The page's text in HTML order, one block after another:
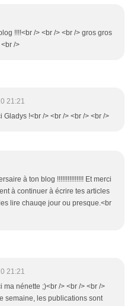
!!!!<br /> <br /> <br /> gros gros
/>
21:21
Gladys !<br /> <br /> <br /> <br />
à ton blog !!!!!!!!!!!!!!! Et merci
à continuer à écrire tes articles
lire chauqe jour ou presque.<br
21:21
ma nénette ;)<br /> <br /> <br />
semaine, les publications sont